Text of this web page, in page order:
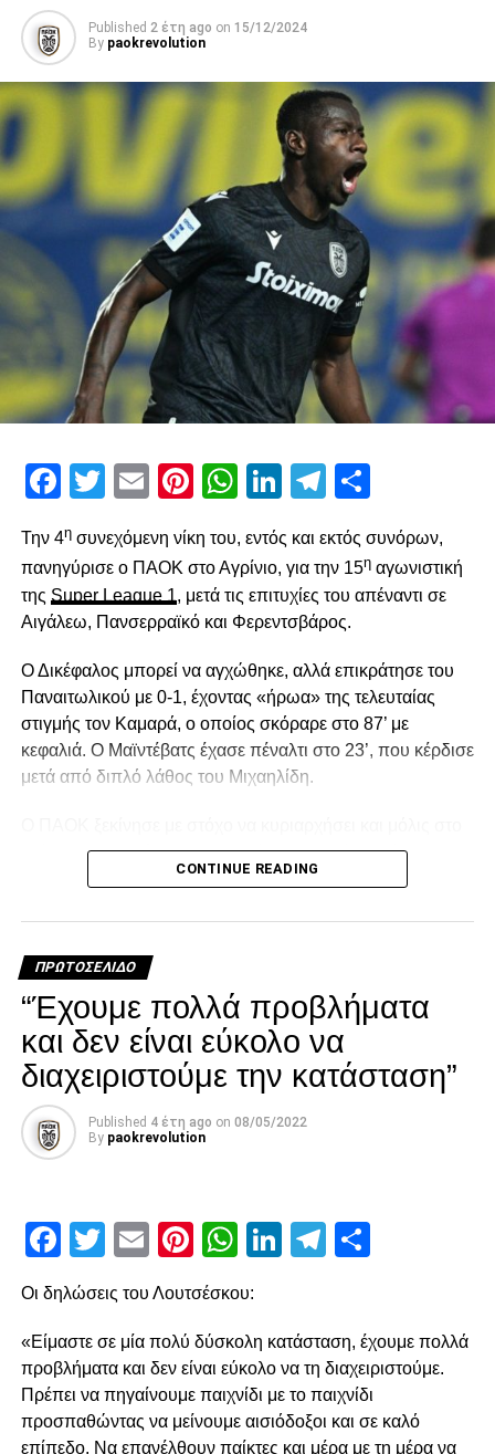
Published 2 έτη ago on 15/12/2024
By paokrevolution
Facebook
Twitter
EmailPinterest
WhatsApp
LinkedIn
Telegram
Την 4ησυνεχόμενη νίκη του, εντός και εκτός συνόρων,
πανηγύρισε ο ΠΑΟΚ στο Αγρίνιο, για την 15ηαγωνιστική
της Super League 1, μετά τις επιτυχίες του απέναντι σε
Αιγάλεω, Πανσερραϊκό και Φερεντσβάρος.
Ο Δικέφαλος μπορεί να αγχώθηκε, αλλά επικράτησε του
Παναιτωλικού με 0-1, έχοντας «ήρωα» της τελευταίας
στιγμής τον Καμαρά, ο οποίος σκόραρε στο 87’ με
κεφαλιά. Ο Μαϊντέβατς έχασε πέναλτι στο 23’, που κέρδισε
μετά από διπλό λάθος του Μιχαηλίδη.
2′ έχασε την πρώτη του ευκαιρία. Ο Σορετίρε βρέθηκε σε
θέση βολής πλάγια μέσα στην περιοχή, πλάσαρε, αλλά
«κεραυνό» του Λαχούντ έξω από την περιοχή, που
πέρασε δίπλα από το κάθετο δοκάρι!
Διπλό λάθος Μιχαηλίδη, χαμένο πέναλτι από τον
Μαϊντέβατς
ADVERTISEMENT
Ακολούθησε στο 15′ χλιαρό σουτ του Ότο που μπλόκαρε
μετά από λάθος και μαρκάρισμα του Μιχαηλίδη στον
αλλά έστειλε την μπάλα άουτ, χάνοντας μία χρυσή
ευκαιρία για να βάλει τον Παναιτωλικό μπροστά στο σκορ.
Μοναδική ευκαιρία από τον Λαχούντ
Στο 27′ ο Σάστρε προσπάθησε να γίνει επικίνδυνος με
CONTINUE READING
ΠΡΩΤΟΣΈΛΙΔΟ
“Έχουμε πολλά προβλήματα
και δεν είναι εύκολο να
διαχειριστούμε την κατάσταση”
Published 4 έτη ago on 08/05/2022
By paokrevolution
Facebook
Twitter
EmailPinterest
WhatsApp
LinkedIn
Telegram
Οι δηλώσεις του Λουτσέσκου:
«Είμαστε σε μία πολύ δύσκολη κατάσταση, έχουμε πολλά
προβλήματα και δεν είναι εύκολο να τη διαχειριστούμε.
Πρέπει να πηγαίνουμε παιχνίδι με το παιχνίδι
προσπαθώντας να μείνουμε αισιόδοξοι και σε καλό
επίπεδο. Να επανέλθουν παίκτες και μέρα με τη μέρα να